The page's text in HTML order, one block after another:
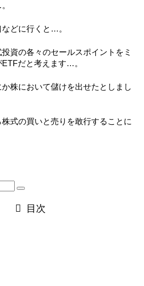
どに行くと…。
資の各々のセールスポイントをミ
だと考えます…。
株において儲けを出せたとしまし
式の買いと売りを敢行することに
目次